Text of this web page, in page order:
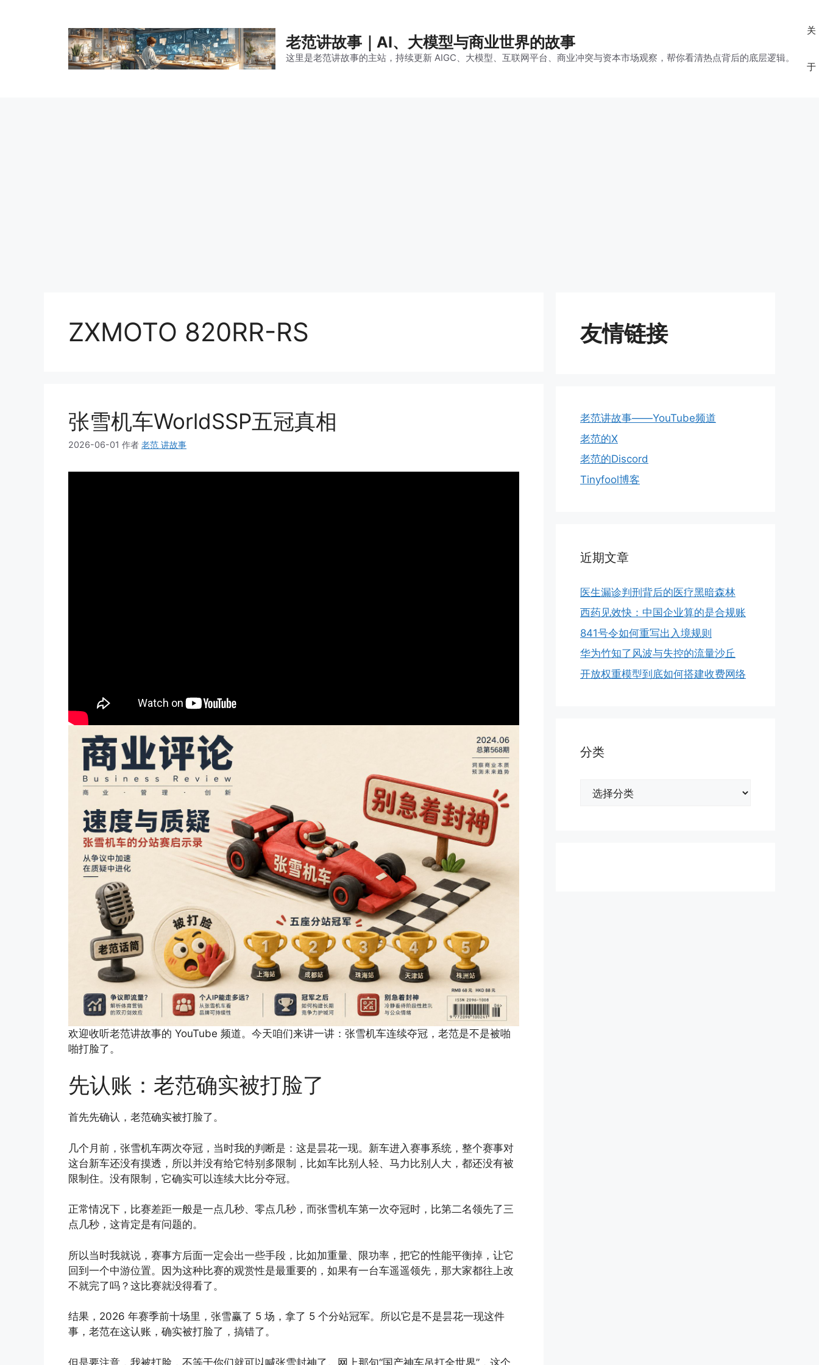
老范讲故事｜AI、大模型与商业世界的故事
这里是老范讲故事的主站，持续更新 AIGC、大模型、互联网平台、商业冲突与资本市场观察，帮你看清热点背后的底层逻辑。
关
于
ZXMOTO 820RR-RS
张雪机车WorldSSP五冠真相
2026-06-01 作者 老范 讲故事
欢迎收听老范讲故事的 YouTube 频道。今天咱们来讲一讲：张雪机车连续夺冠，老范是不是被啪
啪打脸了。
先认账：老范确实被打脸了
首先先确认，老范确实被打脸了。
几个月前，张雪机车两次夺冠，当时我的判断是：这是昙花一现。新车进入赛事系统，整个赛事对
这台新车还没有摸透，所以并没有给它特别多限制，比如车比别人轻、马力比别人大，都还没有被
限制住。没有限制，它确实可以连续大比分夺冠。
正常情况下，比赛差距一般是一点几秒、零点几秒，而张雪机车第一次夺冠时，比第二名领先了三
点几秒，这肯定是有问题的。
所以当时我就说，赛事方后面一定会出一些手段，比如加重量、限功率，把它的性能平衡掉，让它
回到一个中游位置。因为这种比赛的观赏性是最重要的，如果有一台车遥遥领先，那大家都往上改
不就完了吗？这比赛就没得看了。
结果，2026 年赛季前十场里，张雪赢了 5 场，拿了 5 个分站冠军。所以它是不是昙花一现这件
事，老范在这认账，确实被打脸了，搞错了。
但是要注意，我被打脸，不等于你们就可以喊张雪封神了。网上那句“国产神车吊打全世界”，这个
友情链接
老范讲故事——YouTube频道
老范的X
老范的Discord
Tinyfool博客
近期文章
医生漏诊判刑背后的医疗黑暗森林
西药见效快：中国企业算的是合规账
841号令如何重写出入境规则
华为竹知了风波与失控的流量沙丘
开放权重模型到底如何搭建收费网络
分类